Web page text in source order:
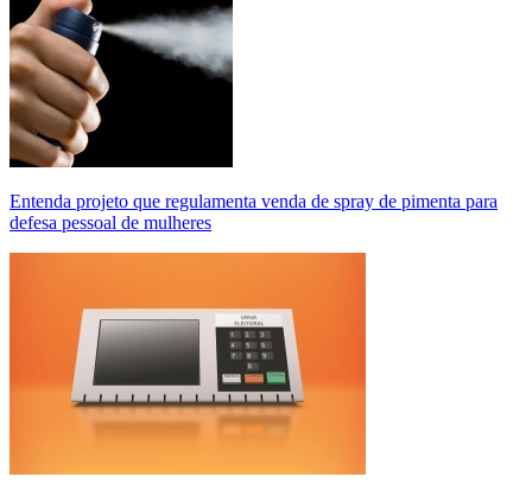
Entenda projeto que regulamenta venda de spray de pimenta para
defesa pessoal de mulheres